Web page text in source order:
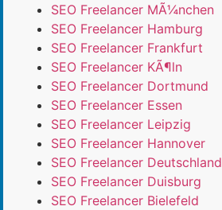
SEO Freelancer MÃ¼nchen
SEO Freelancer Hamburg
SEO Freelancer Frankfurt
SEO Freelancer KÃ¶ln
SEO Freelancer Dortmund
SEO Freelancer Essen
SEO Freelancer Leipzig
SEO Freelancer Hannover
SEO Freelancer Deutschland
SEO Freelancer Duisburg
SEO Freelancer Bielefeld